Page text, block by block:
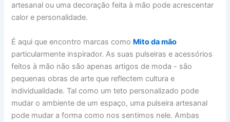
artesanal ou uma decoração feita à mão pode acrescentar
calor e personalidade.
É aqui que encontro marcas como Mito da mão
particularmente inspirador. As suas pulseiras e acessórios
feitos à mão não são apenas artigos de moda - são
pequenas obras de arte que reflectem cultura e
individualidade. Tal como um teto personalizado pode
mudar o ambiente de um espaço, uma pulseira artesanal
pode mudar a forma como nos sentimos nele. Ambas